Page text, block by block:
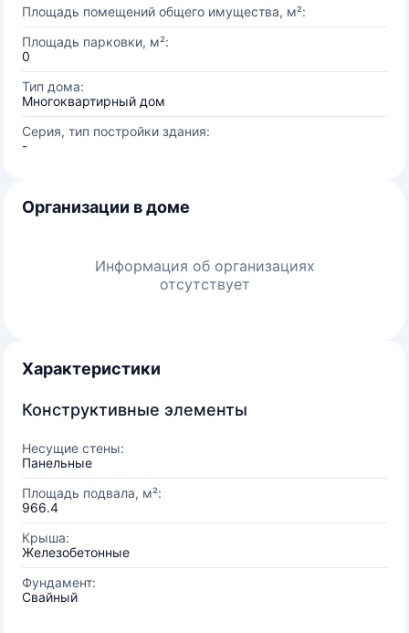
Площадь помещений общего имущества, м²:
Площадь парковки, м²:
0
Тип дома:
Многоквартирный дом
Серия, тип постройки здания:
-
Организации в доме
Информация об организациях
отсутствует
Характеристики
Конструктивные элементы
Несущие стены:
Панельные
Площадь подвала, м²:
966.4
Крыша:
Железобетонные
Фундамент:
Свайный